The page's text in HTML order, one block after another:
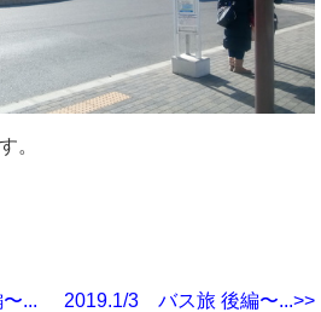
。
... 2019.1/3 バス旅 後編〜...>>